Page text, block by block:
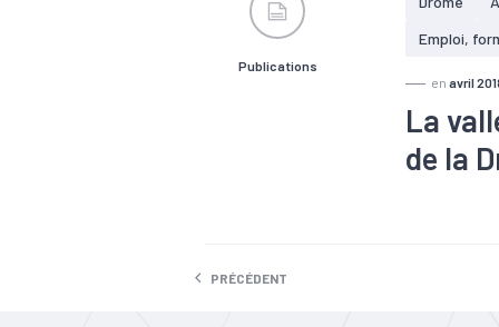
226 400
Publications
Emploi,
en avril
La
de la
PRÉCÉDENT